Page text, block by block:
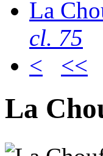
La
cl. 75
<
<<
La